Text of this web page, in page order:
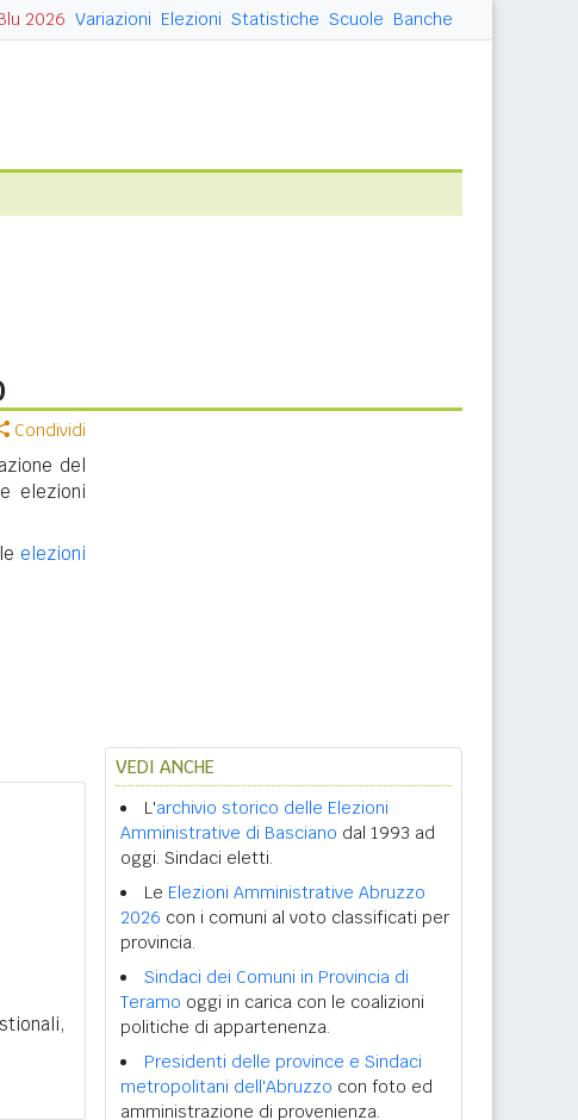
2026 Variazioni Elezioni Statistiche Scuole Banche
Condividi
del
elezioni
elezioni
VEDI ANCHE
L'archivio storico delle Elezioni
Amministrative di Basciano dal 1993 ad
oggi. Sindaci eletti.
Le Elezioni Amministrative Abruzzo
2026 con i comuni al voto classificati per
provincia.
Sindaci dei Comuni in Provincia di
Teramo oggi in carica con le coalizioni
politiche di appartenenza.
Presidenti delle province e Sindaci
metropolitani dell'Abruzzo con foto ed
amministrazione di provenienza.